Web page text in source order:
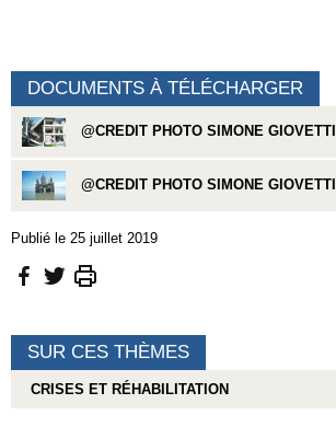
DOCUMENTS À TÉLÉCHARGER
@CREDIT PHOTO SIMONE GIOVETTI
@CREDIT PHOTO SIMONE GIOVETTI
Publié le 25 juillet 2019
SUR CES THÈMES
CRISES ET RÉHABILITATION